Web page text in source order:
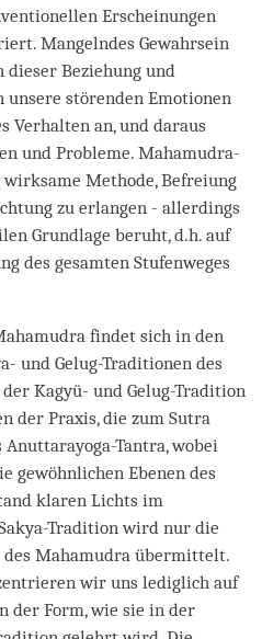
Erscheinungen
Mangelndes Gewahrsein
Beziehung und
störenden Emotionen
Verhalten an, und daraus
und Probleme. Mahamudra-
Methode, Befreiung
zu erlangen - allerdings
Grundlage beruht, d.h. auf
des gesamten Stufenweges
findet sich in den
und Gelug-Traditionen des
Kagyü- und Gelug-Tradition
der Praxis, die zum Sutra
Anuttarayoga-Tantra, wobei
gewöhnlichen Ebenen des
klaren Lichts im
Tradition wird nur die
des Mahamudra übermittelt.
wir uns lediglich auf
der Form, wie sie in der